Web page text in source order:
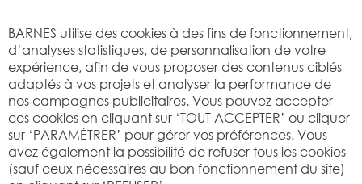
BARNES utilise des cookies à des fins de fonctionnement,
d’analyses statistiques, de personnalisation de votre
expérience, afin de vous proposer des contenus ciblés
adaptés à vos projets et analyser la performance de
nos campagnes publicitaires. Vous pouvez accepter
ces cookies en cliquant sur ‘TOUT ACCEPTER’ ou cliquer
sur ‘PARAMÉTRER’ pour gérer vos préférences. Vous
avez également la possibilité de refuser tous les cookies
(sauf ceux nécessaires au bon fonctionnement du site)